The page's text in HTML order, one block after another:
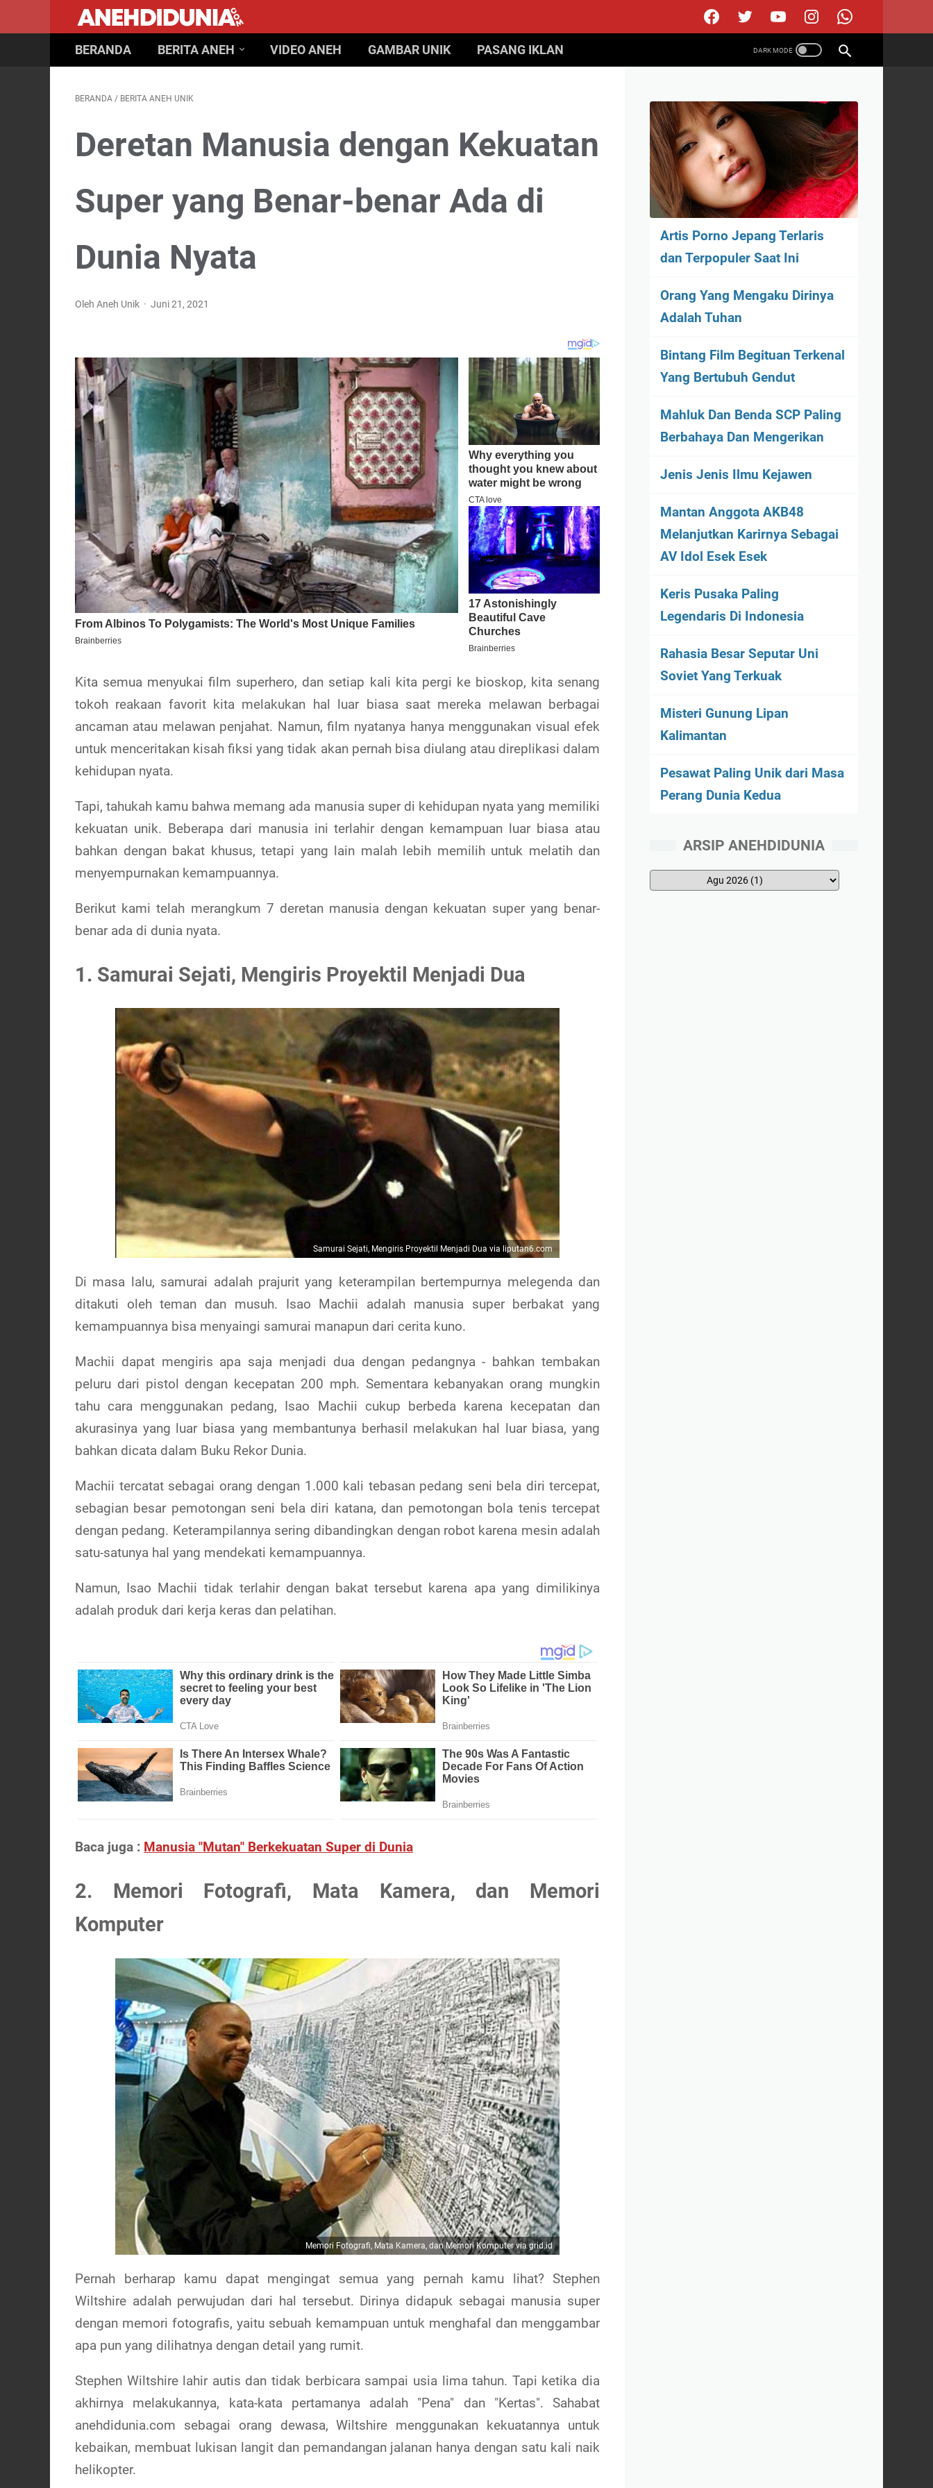
BERANDA BERITA ANEH VIDEO ANEH GAMBAR UNIK PASANG IKLAN
BERANDA / BERITA ANEH UNIK
Deretan Manusia dengan Kekuatan
Super yang Benar-benar Ada di
Dunia Nyata
Oleh Aneh Unik Juni 21, 2021
Kita semua menyukai film superhero, dan setiap kali kita pergi ke bioskop, kita senang
tokoh reakaan favorit kita melakukan hal luar biasa saat mereka melawan berbagai
ancaman atau melawan penjahat. Namun, film nyatanya hanya menggunakan visual efek
untuk menceritakan kisah fiksi yang tidak akan pernah bisa diulang atau direplikasi dalam
kehidupan nyata.
Tapi, tahukah kamu bahwa memang ada manusia super di kehidupan nyata yang memiliki
kekuatan unik. Beberapa dari manusia ini terlahir dengan kemampuan luar biasa atau
bahkan dengan bakat khusus, tetapi yang lain malah lebih memilih untuk melatih dan
menyempurnakan kemampuannya.
Berikut kami telah merangkum 7 deretan manusia dengan kekuatan super yang benar-
benar ada di dunia nyata.
1. Samurai Sejati, Mengiris Proyektil Menjadi Dua
Samurai Sejati, Mengiris Proyektil Menjadi Dua via liputan6.com
Di masa lalu, samurai adalah prajurit yang keterampilan bertempurnya melegenda dan
ditakuti oleh teman dan musuh. Isao Machii adalah manusia super berbakat yang
kemampuannya bisa menyaingi samurai manapun dari cerita kuno.
Machii dapat mengiris apa saja menjadi dua dengan pedangnya - bahkan tembakan
peluru dari pistol dengan kecepatan 200 mph. Sementara kebanyakan orang mungkin
tahu cara menggunakan pedang, Isao Machii cukup berbeda karena kecepatan dan
akurasinya yang luar biasa yang membantunya berhasil melakukan hal luar biasa, yang
bahkan dicata dalam Buku Rekor Dunia.
Machii tercatat sebagai orang dengan 1.000 kali tebasan pedang seni bela diri tercepat,
sebagian besar pemotongan seni bela diri katana, dan pemotongan bola tenis tercepat
dengan pedang. Keterampilannya sering dibandingkan dengan robot karena mesin adalah
satu-satunya hal yang mendekati kemampuannya.
Namun, Isao Machii tidak terlahir dengan bakat tersebut karena apa yang dimilikinya
adalah produk dari kerja keras dan pelatihan.
Baca juga : Manusia "Mutan" Berkekuatan Super di Dunia
2. Memori Fotografi, Mata Kamera, dan Memori
Komputer
Memori Fotografi, Mata Kamera, dan Memori Komputer via grid.id
Pernah berharap kamu dapat mengingat semua yang pernah kamu lihat? Stephen
Wiltshire adalah perwujudan dari hal tersebut. Dirinya didapuk sebagai manusia super
dengan memori fotografis, yaitu sebuah kemampuan untuk menghafal dan menggambar
apa pun yang dilihatnya dengan detail yang rumit.
Stephen Wiltshire lahir autis dan tidak berbicara sampai usia lima tahun. Tapi ketika dia
akhirnya melakukannya, kata-kata pertamanya adalah "Pena" dan "Kertas". Sahabat
anehdidunia.com sebagai orang dewasa, Wiltshire menggunakan kekuatannya untuk
kebaikan, membuat lukisan langit dan pemandangan jalanan hanya dengan satu kali naik
helikopter.
Artis Porno Jepang Terlaris
dan Terpopuler Saat Ini
Orang Yang Mengaku Dirinya
Adalah Tuhan
Bintang Film Begituan Terkenal
Yang Bertubuh Gendut
Mahluk Dan Benda SCP Paling
Berbahaya Dan Mengerikan
Jenis Jenis Ilmu Kejawen
Mantan Anggota AKB48
Melanjutkan Karirnya Sebagai
AV Idol Esek Esek
Keris Pusaka Paling
Legendaris Di Indonesia
Rahasia Besar Seputar Uni
Soviet Yang Terkuak
Misteri Gunung Lipan
Kalimantan
Pesawat Paling Unik dari Masa
Perang Dunia Kedua
ARSIP ANEHDIDUNIA